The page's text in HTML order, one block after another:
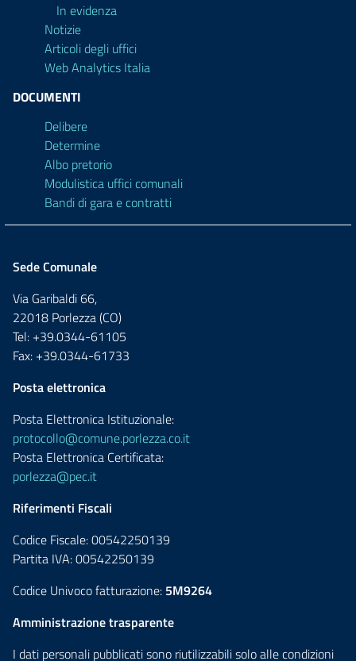
In evidenza
Notizie
Articoli degli uffici
Web Analytics Italia
DOCUMENTI
Delibere
Determine
Albo pretorio
Modulistica uffici comunali
Bandi di gara e contratti
Sede Comunale
Via Garibaldi 66,
22018 Porlezza (CO)
Tel: +39.0344-61105
Fax: +39.0344-61733
Posta elettronica
Posta Elettronica Istituzionale:
protocollo@comune.porlezza.co.it
Posta Elettronica Certificata:
porlezza@pec.it
Riferimenti Fiscali
Codice Fiscale: 00542250139
Partita IVA: 00542250139
Codice Univoco fatturazione: 5M9264
Amministrazione trasparente
I dati personali pubblicati sono riutilizzabili solo alle condizioni